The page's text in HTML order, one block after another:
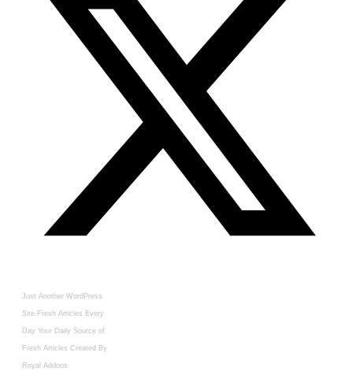
Just Another WordPress
Site Fresh Articles Every
Day Your Daily Source of
Fresh Articles Created By
Royal Addons